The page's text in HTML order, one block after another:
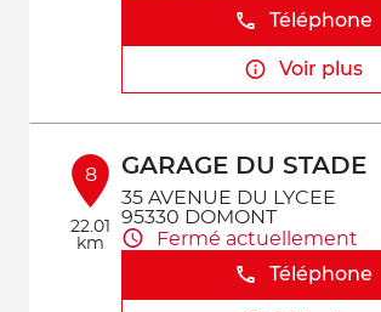
Téléphone
Voir plus
8
22.01
km
GARAGE DU STADE
35 AVENUE DU LYCEE
95330 DOMONT
Fermé actuellement
Téléphone